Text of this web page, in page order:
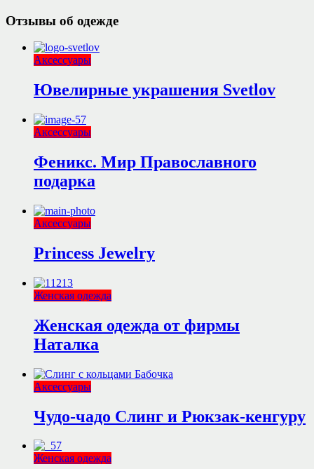
Отзывы об одежде
Аксессуары
Ювелирные украшения Svetlov
Аксессуары
Феникс. Мир Православного
подарка
Аксессуары
Princess Jewelry
Женская одежда
Женская одежда от фирмы
Наталка
Аксессуары
Чудо-чадо Слинг и Рюкзак-кенгуру
Женская одежда